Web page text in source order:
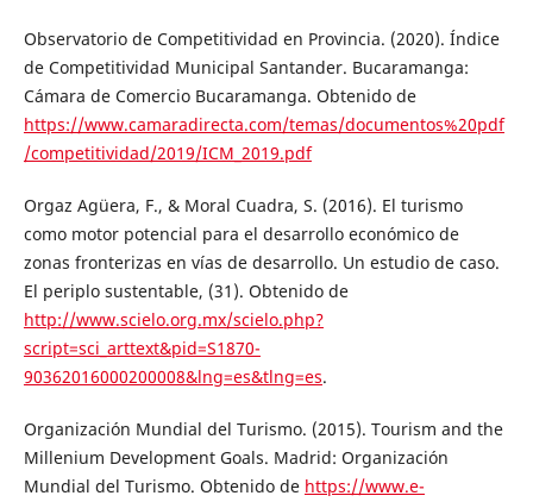
Observatorio de Competitividad en Provincia. (2020). Índice
de Competitividad Municipal Santander. Bucaramanga:
Cámara de Comercio Bucaramanga. Obtenido de
https://www.camaradirecta.com/temas/documentos%20pdf
/competitividad/2019/ICM_2019.pdf
Orgaz Agüera, F., & Moral Cuadra, S. (2016). El turismo
como motor potencial para el desarrollo económico de
zonas fronterizas en vías de desarrollo. Un estudio de caso.
El periplo sustentable, (31). Obtenido de
http://www.scielo.org.mx/scielo.php?
script=sci_arttext&pid=S1870-
90362016000200008&lng=es&tlng=es.
Organización Mundial del Turismo. (2015). Tourism and the
Millenium Development Goals. Madrid: Organización
Mundial del Turismo. Obtenido de https://www.e-